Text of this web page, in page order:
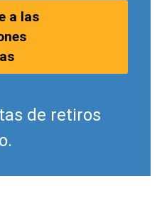
a las
de retiros